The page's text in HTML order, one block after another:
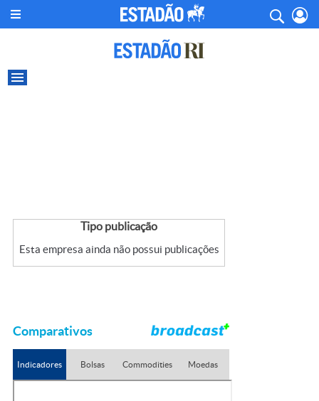
Tipo publicação
Esta empresa ainda não possui publicações
Comparativos
Indicadores Bolsas Commodities Moedas